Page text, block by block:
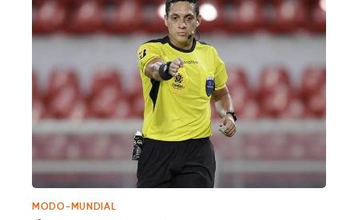
MODO-MUNDIAL